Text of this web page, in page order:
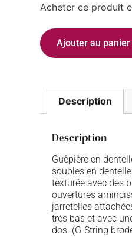
Acheter ce produit
Ajouter au panier
Description
Description
Guêpière en
souples en
texturée avec des
ouvertures
jarretelles
très bas et avec
dos. (G-String